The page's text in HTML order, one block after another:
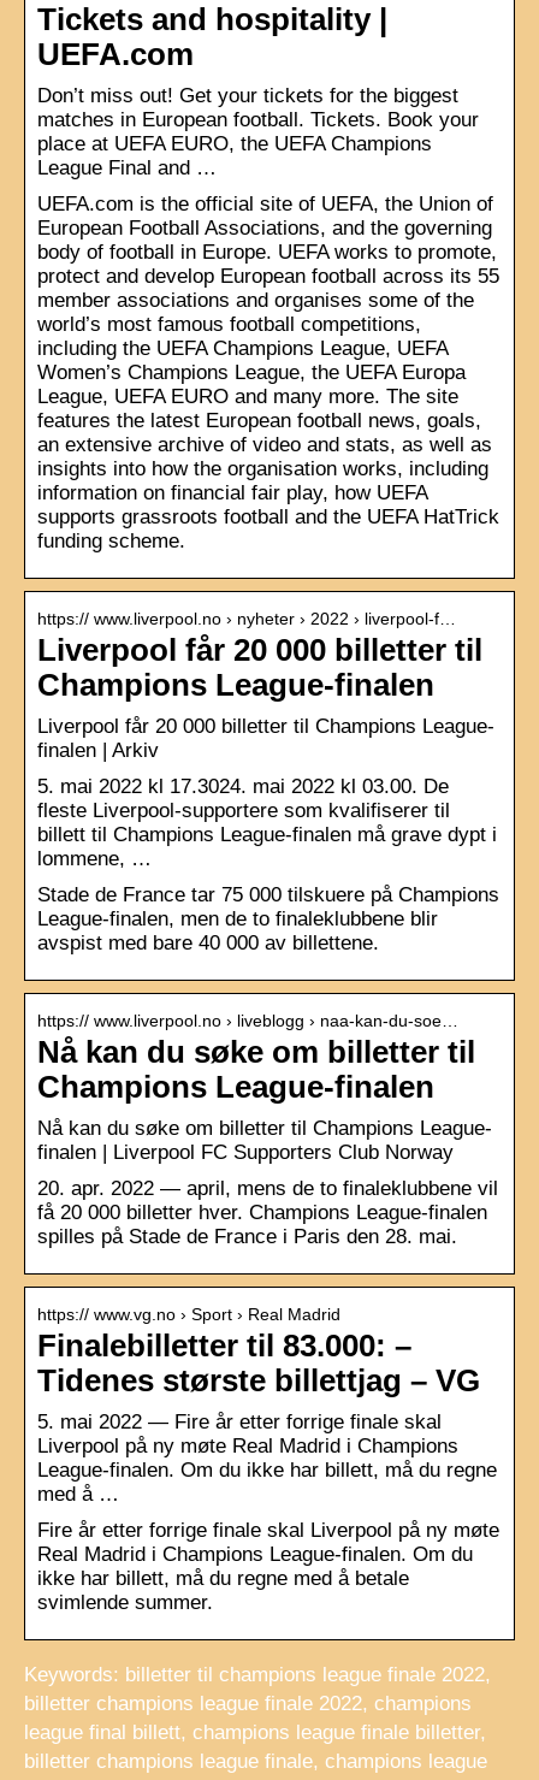
Tickets and hospitality |
UEFA.com
Don’t miss out! Get your tickets for the biggest
matches in European football. Tickets. Book your
place at UEFA EURO, the UEFA Champions
League Final and …
UEFA.com is the official site of UEFA, the Union of
European Football Associations, and the governing
body of football in Europe. UEFA works to promote,
protect and develop European football across its 55
member associations and organises some of the
world’s most famous football competitions,
including the UEFA Champions League, UEFA
Women’s Champions League, the UEFA Europa
League, UEFA EURO and many more. The site
features the latest European football news, goals,
an extensive archive of video and stats, as well as
insights into how the organisation works, including
information on financial fair play, how UEFA
supports grassroots football and the UEFA HatTrick
funding scheme.
https:// www.liverpool.no › nyheter › 2022 › liverpool-f…
Liverpool får 20 000 billetter til
Champions League-finalen
Liverpool får 20 000 billetter til Champions League-
finalen | Arkiv
5. mai 2022 kl 17.3024. mai 2022 kl 03.00. De
fleste Liverpool-supportere som kvalifiserer til
billett til Champions League-finalen må grave dypt i
lommene, …
Stade de France tar 75 000 tilskuere på Champions
League-finalen, men de to finaleklubbene blir
avspist med bare 40 000 av billettene.
https:// www.liverpool.no › liveblogg › naa-kan-du-soe…
Nå kan du søke om billetter til
Champions League-finalen
Nå kan du søke om billetter til Champions League-
finalen | Liverpool FC Supporters Club Norway
20. apr. 2022 — april, mens de to finaleklubbene vil
få 20 000 billetter hver. Champions League-finalen
spilles på Stade de France i Paris den 28. mai.
https:// www.vg.no › Sport › Real Madrid
Finalebilletter til 83.000: –
Tidenes største billettjag – VG
5. mai 2022 — Fire år etter forrige finale skal
Liverpool på ny møte Real Madrid i Champions
League-finalen. Om du ikke har billett, må du regne
med å …
Fire år etter forrige finale skal Liverpool på ny møte
Real Madrid i Champions League-finalen. Om du
ikke har billett, må du regne med å betale
svimlende summer.
Keywords: billetter til champions league finale 2022,
billetter champions league finale 2022, champions
league final billett, champions league finale billetter,
billetter champions league finale, champions league